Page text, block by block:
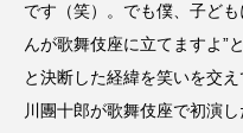
です（笑）。でも僕、子ど
んが歌舞伎座に立てますよ”
と決断した経緯を笑いを交
川團十郎が歌舞伎座で初演